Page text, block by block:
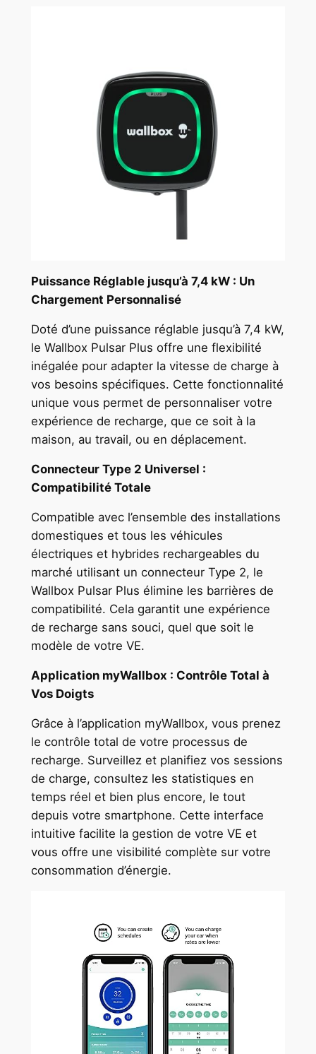
Puissance Réglable jusqu’à 7,4 kW : Un
Chargement Personnalisé
Doté d’une puissance réglable jusqu’à 7,4 kW,
le Wallbox Pulsar Plus offre une flexibilité
inégalée pour adapter la vitesse de charge à
vos besoins spécifiques. Cette fonctionnalité
unique vous permet de personnaliser votre
expérience de recharge, que ce soit à la
maison, au travail, ou en déplacement.
Connecteur Type 2 Universel :
Compatibilité Totale
Compatible avec l’ensemble des installations
domestiques et tous les véhicules
électriques et hybrides rechargeables du
marché utilisant un connecteur Type 2, le
Wallbox Pulsar Plus élimine les barrières de
compatibilité. Cela garantit une expérience
de recharge sans souci, quel que soit le
modèle de votre VE.
Application myWallbox : Contrôle Total à
Vos Doigts
Grâce à l’application myWallbox, vous prenez
le contrôle total de votre processus de
recharge. Surveillez et planifiez vos sessions
de charge, consultez les statistiques en
temps réel et bien plus encore, le tout
depuis votre smartphone. Cette interface
intuitive facilite la gestion de votre VE et
vous offre une visibilité complète sur votre
consommation d’énergie.